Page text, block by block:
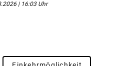
| 16:03 Uhr